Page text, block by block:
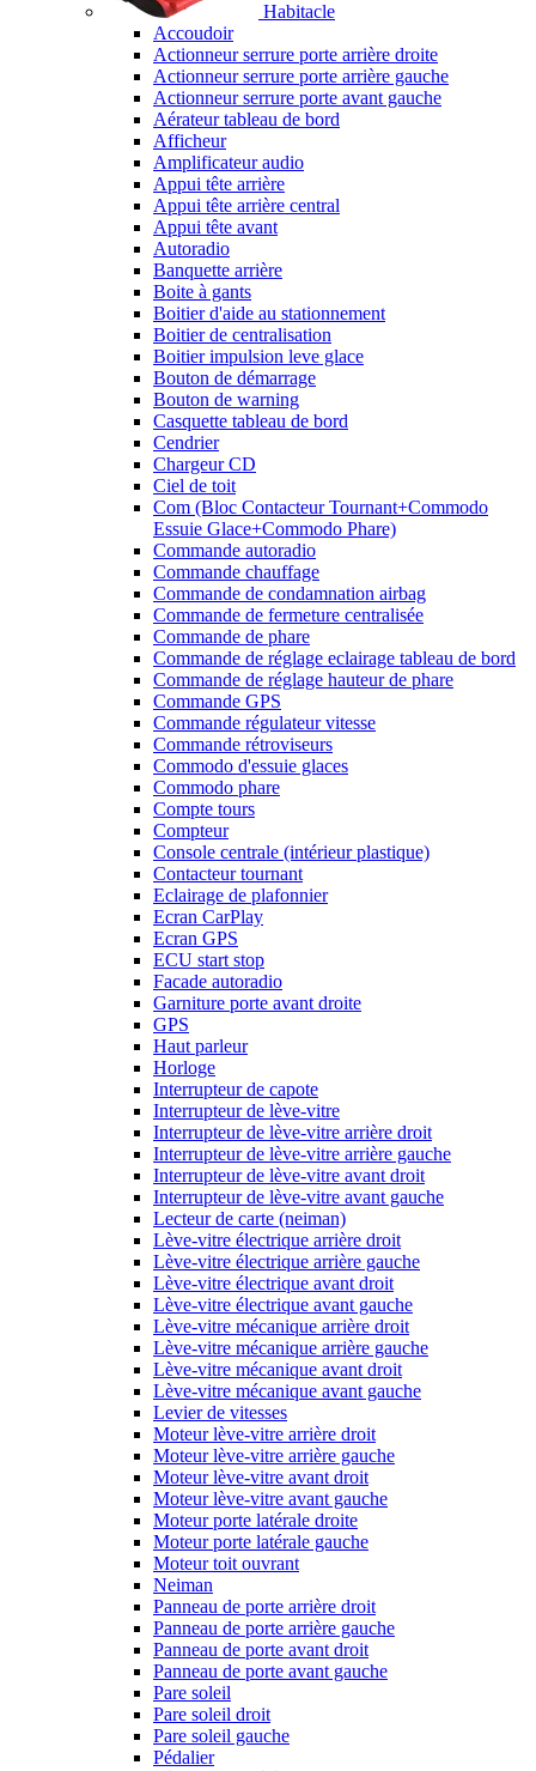
Habitacle
Accoudoir
Actionneur serrure porte arrière droite
Actionneur serrure porte arrière gauche
Actionneur serrure porte avant gauche
Aérateur tableau de bord
Afficheur
Amplificateur audio
Appui tête arrière
Appui tête arrière central
Appui tête avant
Autoradio
Banquette arrière
Boite à gants
Boitier d'aide au stationnement
Boitier de centralisation
Boitier impulsion leve glace
Bouton de démarrage
Bouton de warning
Casquette tableau de bord
Cendrier
Chargeur CD
Ciel de toit
Com (Bloc Contacteur Tournant+Commodo
Essuie Glace+Commodo Phare)
Commande autoradio
Commande chauffage
Commande de condamnation airbag
Commande de fermeture centralisée
Commande de phare
Commande de réglage eclairage tableau de bord
Commande de réglage hauteur de phare
Commande GPS
Commande régulateur vitesse
Commande rétroviseurs
Commodo d'essuie glaces
Commodo phare
Compte tours
Compteur
Console centrale (intérieur plastique)
Contacteur tournant
Eclairage de plafonnier
Ecran CarPlay
Ecran GPS
ECU start stop
Facade autoradio
Garniture porte avant droite
GPS
Haut parleur
Horloge
Interrupteur de capote
Interrupteur de lève-vitre
Interrupteur de lève-vitre arrière droit
Interrupteur de lève-vitre arrière gauche
Interrupteur de lève-vitre avant droit
Interrupteur de lève-vitre avant gauche
Lecteur de carte (neiman)
Lève-vitre électrique arrière droit
Lève-vitre électrique arrière gauche
Lève-vitre électrique avant droit
Lève-vitre électrique avant gauche
Lève-vitre mécanique arrière droit
Lève-vitre mécanique arrière gauche
Lève-vitre mécanique avant droit
Lève-vitre mécanique avant gauche
Levier de vitesses
Moteur lève-vitre arrière droit
Moteur lève-vitre arrière gauche
Moteur lève-vitre avant droit
Moteur lève-vitre avant gauche
Moteur porte latérale droite
Moteur porte latérale gauche
Moteur toit ouvrant
Neiman
Panneau de porte arrière droit
Panneau de porte arrière gauche
Panneau de porte avant droit
Panneau de porte avant gauche
Pare soleil
Pare soleil droit
Pare soleil gauche
Pédalier